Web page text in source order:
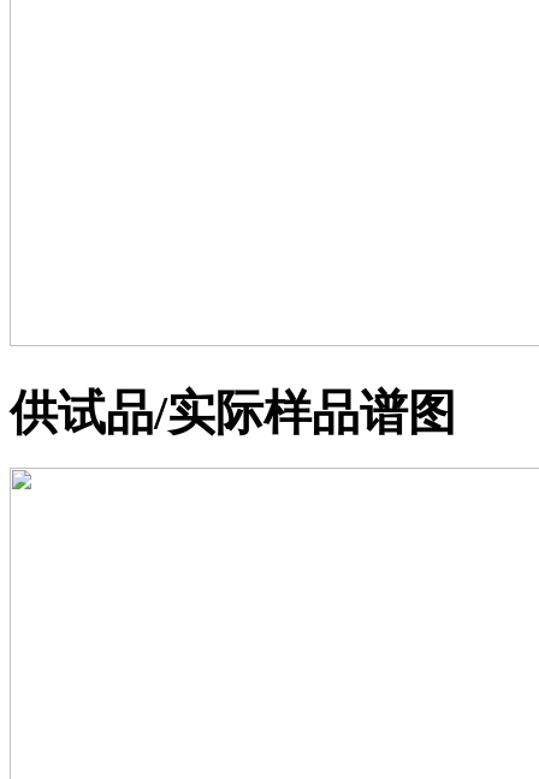
供试品/实际样品谱图